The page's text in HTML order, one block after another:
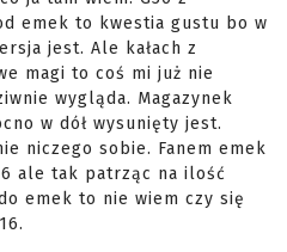
emek to kwestia gustu bo w
jest. Ale kałach z
magi to coś mi już nie
wygląda. Magazynek
w dół wysunięty jest.
niczego sobie. Fanem emek
ale tak patrząc na ilość
emek to nie wiem czy się